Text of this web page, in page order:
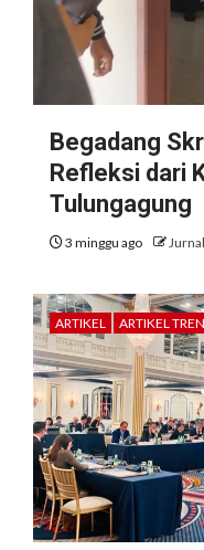
Begadang
Refleksi dari
Tulungagung
3 minggu ago
ARTIKEL ARTIKEL